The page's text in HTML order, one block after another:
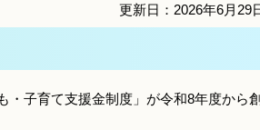
更新日：2026年6月29
子育て支援金制度」が令和8年度から創